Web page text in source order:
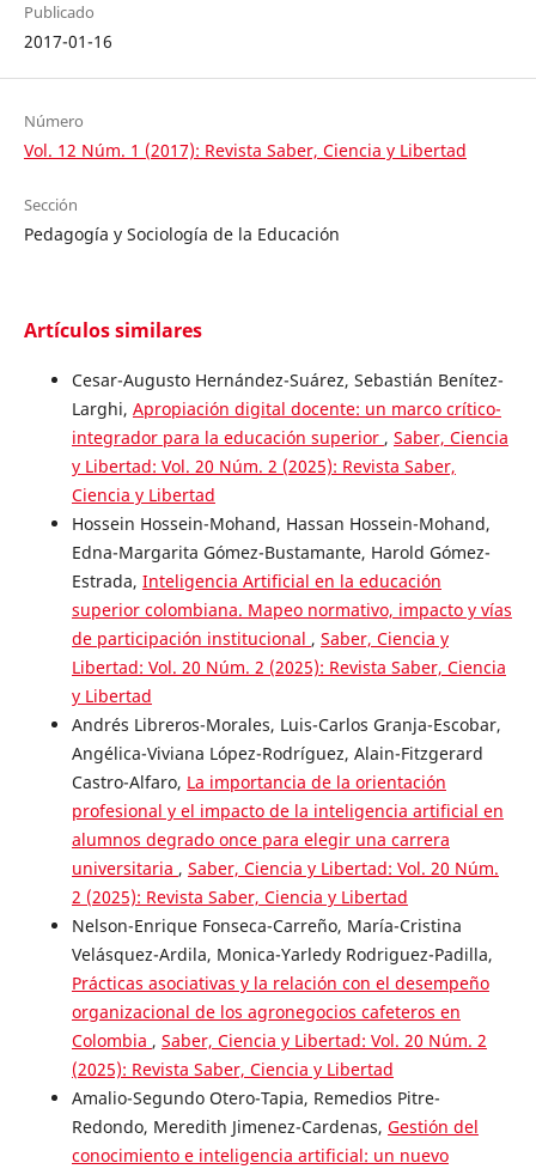
Publicado
2017-01-16
Número
Vol. 12 Núm. 1 (2017): Revista Saber, Ciencia y Libertad
Sección
Pedagogía y Sociología de la Educación
Artículos similares
Cesar-Augusto Hernández-Suárez, Sebastián Benítez-
Larghi, Apropiación digital docente: un marco crítico-
integrador para la educación superior , Saber, Ciencia
y Libertad: Vol. 20 Núm. 2 (2025): Revista Saber,
Ciencia y Libertad
Hossein Hossein-Mohand, Hassan Hossein-Mohand,
Edna-Margarita Gómez-Bustamante, Harold Gómez-
Estrada, Inteligencia Artificial en la educación
superior colombiana. Mapeo normativo, impacto y vías
de participación institucional , Saber, Ciencia y
Libertad: Vol. 20 Núm. 2 (2025): Revista Saber, Ciencia
y Libertad
Andrés Libreros-Morales, Luis-Carlos Granja-Escobar,
Angélica-Viviana López-Rodríguez, Alain-Fitzgerard
Castro-Alfaro, La importancia de la orientación
profesional y el impacto de la inteligencia artificial en
alumnos degrado once para elegir una carrera
universitaria , Saber, Ciencia y Libertad: Vol. 20 Núm.
2 (2025): Revista Saber, Ciencia y Libertad
Nelson-Enrique Fonseca-Carreño, María-Cristina
Velásquez-Ardila, Monica-Yarledy Rodriguez-Padilla,
Prácticas asociativas y la relación con el desempeño
organizacional de los agronegocios cafeteros en
Colombia , Saber, Ciencia y Libertad: Vol. 20 Núm. 2
(2025): Revista Saber, Ciencia y Libertad
Amalio-Segundo Otero-Tapia, Remedios Pitre-
Redondo, Meredith Jimenez-Cardenas, Gestión del
conocimiento e inteligencia artificial: un nuevo